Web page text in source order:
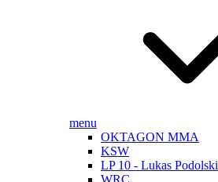
menu
OKTAGON MMA
KSW
LP 10 - Lukas Podolski
WRC